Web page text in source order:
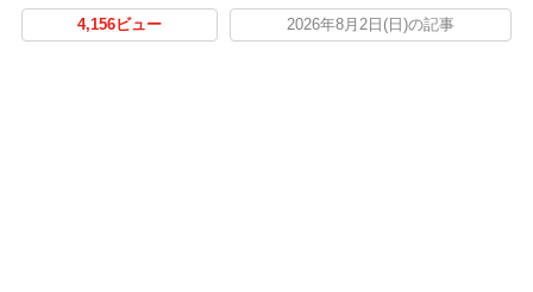
4,156ビュー 2026年8月2日(日)の記事